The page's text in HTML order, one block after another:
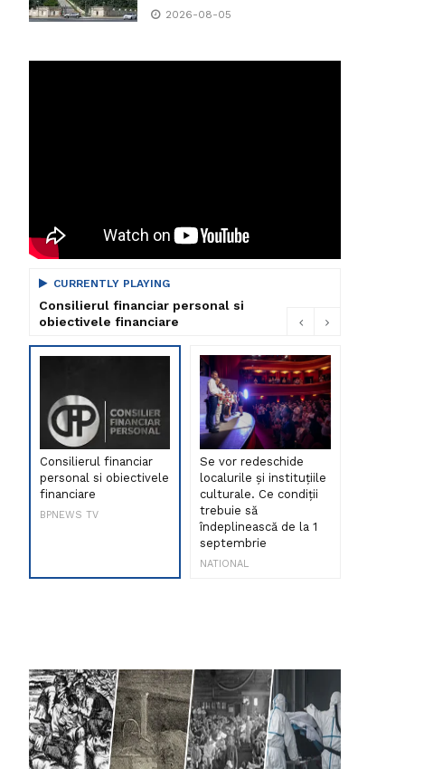
2026-08-05
CURRENTLY PLAYING
Consilierul financiar personal si
obiectivele financiare
Consilierul financiar
personal si obiectivele
financiare
BPNEWS TV
Se vor redeschide
localurile și instituțiile
culturale. Ce condiții
trebuie să
îndeplinească de la 1
septembrie
NATIONAL